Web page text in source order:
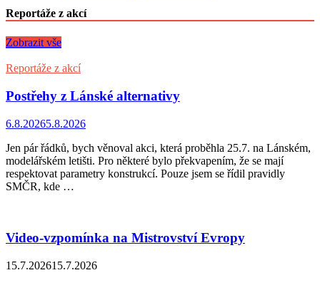
Reportáže z akcí
Zobrazit vše
Reportáže z akcí
Postřehy z Lánské alternativy
6.8.20265.8.2026
Jen pár řádků, bych věnoval akci, která proběhla 25.7. na Lánském,
modelářském letišti. Pro některé bylo překvapením, že se mají
respektovat parametry konstrukcí. Pouze jsem se řídil pravidly
SMČR, kde …
Video-vzpomínka na Mistrovství Evropy
15.7.202615.7.2026